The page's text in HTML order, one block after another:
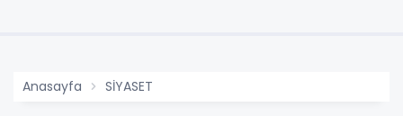
Anasayfa SİYASET